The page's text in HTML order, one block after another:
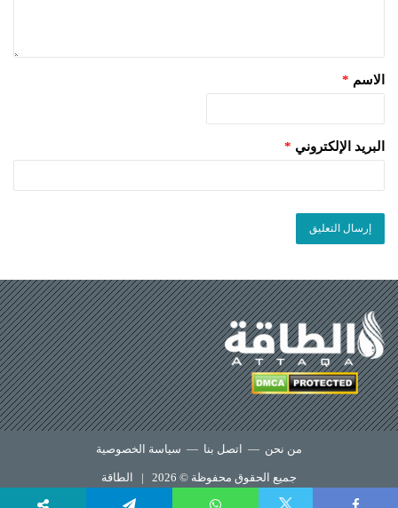
الاسم *
البريد الإلكتروني *
من نحن — اتصل بنا — سياسة الخصوصية
جميع الحقوق محفوظة © 2026 | الطاقة